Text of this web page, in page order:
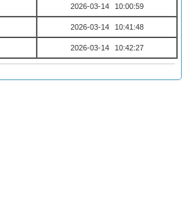
2026-03-14 10:00:59
2026-03-14 10:41:48
2026-03-14 10:42:27